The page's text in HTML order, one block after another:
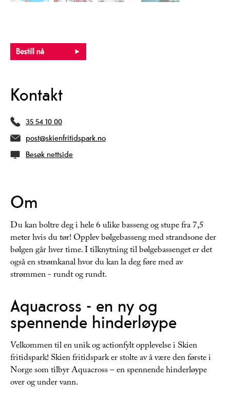
Kontakt
35 54 10 00
post@skienfritidspark.no
Besøk nettside
Om
Du kan boltre deg i hele 6 ulike basseng og stupe fra 7,5
meter hvis du tør! Opplev bølgebasseng med strandsone der
bølgen går hver time. I tilknytning til bølgebassenget er det
også en strømkanal hvor du kan la deg føre med av
strømmen - rundt og rundt.
Aquacross - en ny og
spennende hinderløype
Velkommen til en unik og actionfylt opplevelse i Skien
fritidspark! Skien fritidspark er stolte av å være den første i
Norge som tilbyr Aquacross – en spennende hinderløype
over og under vann.